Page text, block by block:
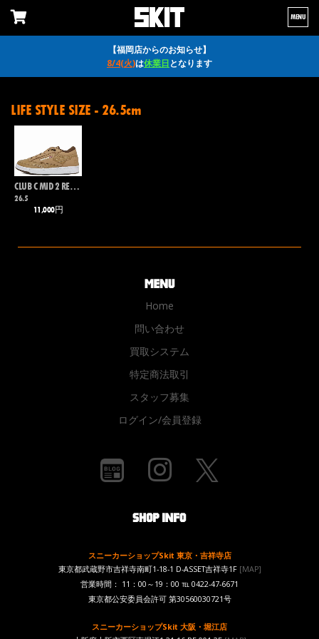
【福岡店からのお知らせ】
8/4(火)は休業日となります
MENU
LIFE STYLE SIZE - 26.5cm
CLUB C MID 2 REVENGE
26.5
11,000円
Home
問い合わせ
買取システム
特定商法取引
スタッフ募集
ログイン/会員登録
スニーカーショップSkit 東京・吉祥寺店
東京都武蔵野市吉祥寺南町1-18-1 D-ASSET吉祥寺1F [MAP]
営業時間： 11：00～19：00 ℡ 0422-47-6671
東京都公安委員会許可 第30560030721号
スニーカーショップSkit 大阪・堀江店